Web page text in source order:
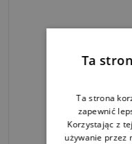
Ta
Ta strona
zapewnić
Korzystając z
używanie przez